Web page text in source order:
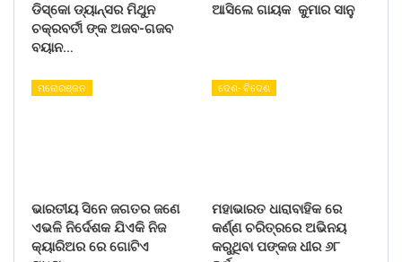
ଡିସ୍କୋ ଡ୍ୟାନ୍ସର ମିଥୁନ
ଚକ୍ରବର୍ତୀ ଙ୍କ ଅଜବ-ଗଜବ
ବୟାନ…
ଆସିଲେ ଗାୟକ କୁମାର ସାନୁ
ମନୋରଞ୍ଜନ
ଭାରତୀୟ ସିନେ ଜଗତର ଜଣେ
ଏଭଳି ନିର୍ଦେଶକ ଯିଏକି ନିଜ
କ୍ୟାରିଅର ରେ ଗୋଟିଏ
ଦେଶ- ବିଦେଶ
ମହାଭାରତ ଧାରାବାହିକ ରେ
କର୍ଣ୍ଣ ଚରିତ୍ରରେ ଅଭିନୟ
କରୁଥିବା ପଙ୍କଜ ଧୀର ୬୮